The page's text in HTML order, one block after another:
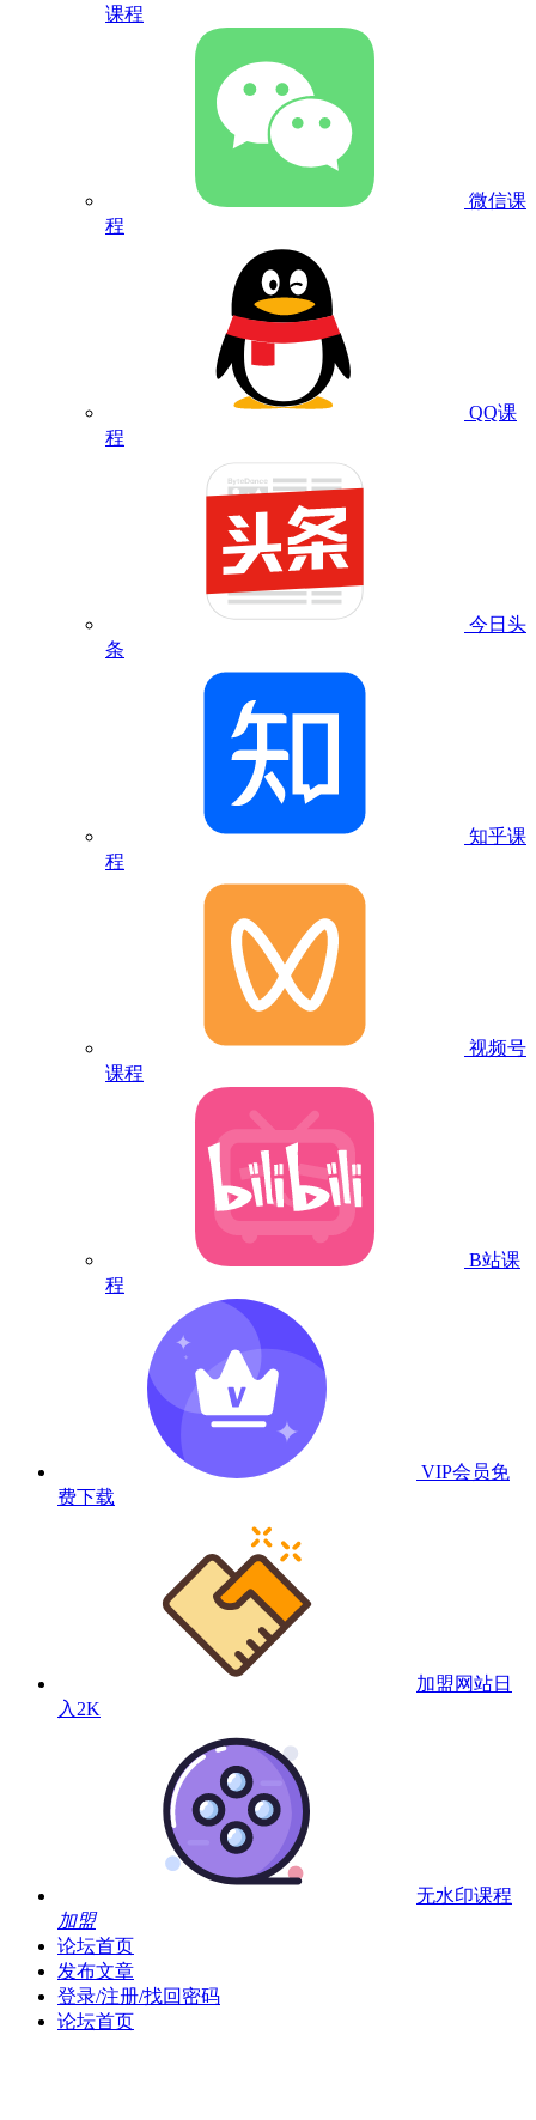
课程
微信课
程
QQ课
程
今日头
条
知乎课
程
视频号
课程
B站课
程
VIP会员免
费下载
加盟网站日
入2K
无水印课程
加盟
论坛首页
发布文章
登录/注册/找回密码
论坛首页